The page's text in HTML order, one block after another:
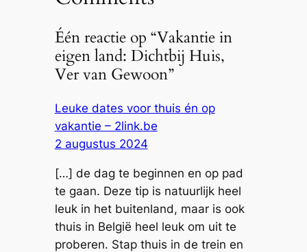
Één reactie op “Vakantie in
eigen land: Dichtbij Huis,
Ver van Gewoon”
Leuke dates voor thuis én op
vakantie – 2link.be
2 augustus 2024
[…] de dag te beginnen en op pad
te gaan. Deze tip is natuurlijk heel
leuk in het buitenland, maar is ook
thuis in België heel leuk om uit te
proberen. Stap thuis in de trein en